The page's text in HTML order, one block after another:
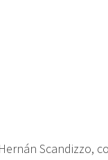
Scandizzo,